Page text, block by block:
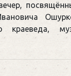
краеведа,
Месси
2024. —